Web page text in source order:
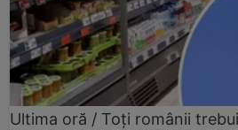
Ultima oră / Toți românii